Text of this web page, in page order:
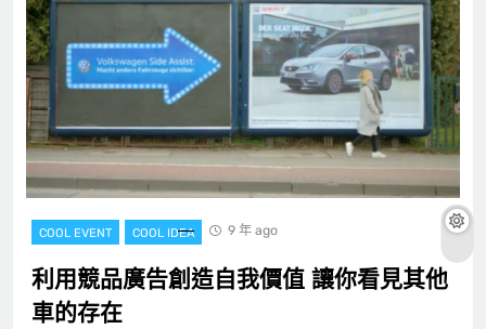
COOL EVENT COOL IDEA 9 年 ago
利用競品廣告創造自我價值 讓你看見其他
車的存在